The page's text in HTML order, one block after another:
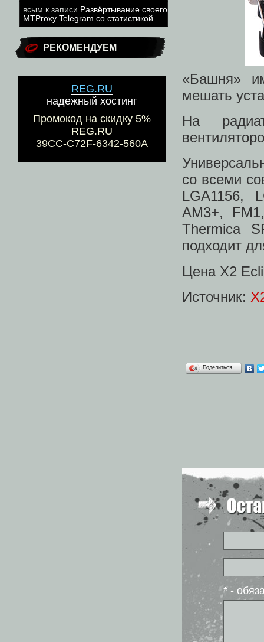
всым к записи Развёртывание своего
MTProxy Telegram со статистикой
РЕКОМЕНДУЕМ
REG.RU
надежный хостинг
Промокод на скидку 5%
REG.RU
39CC-C72F-6342-560A
«Башня»
мешать
На
со всеми
LGA1156,
AM3+,
Thermica
подходит
Цена X2
Источник:
Поделиться…
* -